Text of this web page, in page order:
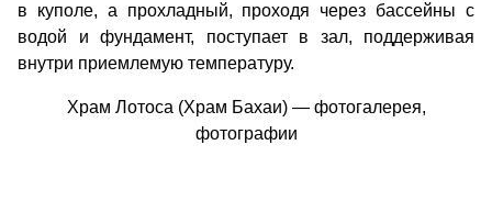
в куполе, а прохладный, проходя через бассейны с
водой и фундамент, поступает в зал, поддерживая
внутри приемлемую температуру.
Храм Лотоса (Храм Бахаи) — фотогалерея,
фотографии